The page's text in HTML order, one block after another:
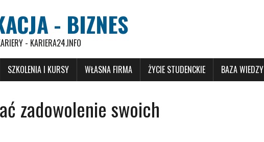
- BIZNES
- KARIERA24.INFO
SZKOLENIA I KURSY WŁASNA FIRMA ŻYCIE STUDENCKIE BAZA WIEDZY
zadowolenie swoich